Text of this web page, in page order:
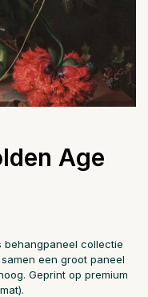
Age
behangpaneel collectie
een groot paneel
Geprint op premium